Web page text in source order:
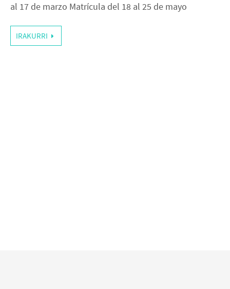
al 17 de marzo Matrícula del 18 al 25 de mayo
IRAKURRI